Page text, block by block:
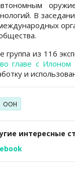
В
из 116
во главе с
и
ООН
интересные